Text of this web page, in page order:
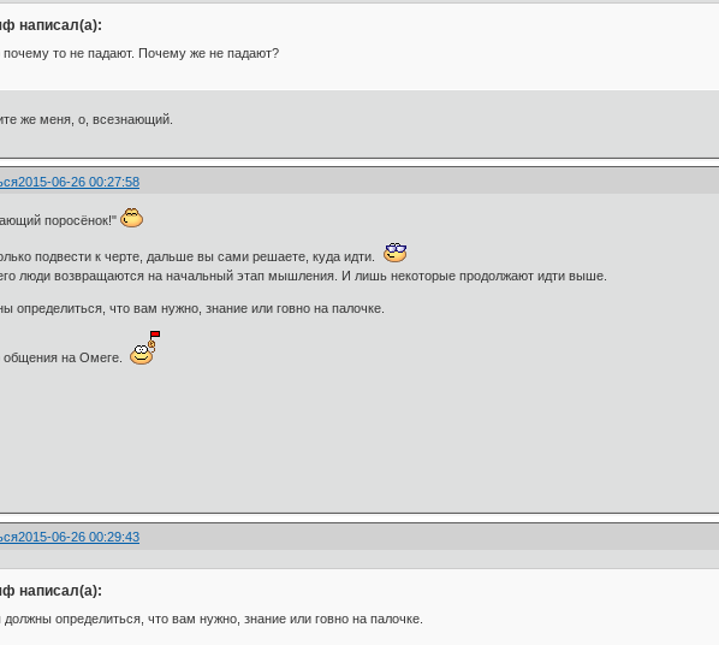
написал(а):
почему то не падают. Почему же не падают?
же меня, о, всезнающий.
2015-06-26 00:27:58
поросёнок!"
подвести к черте, дальше вы сами решаете, куда идти.
люди возвращаются на начальный этап мышления. И лишь некоторые продолжают идти выше.
определиться, что вам нужно, знание или говно на палочке.
общения на Омеге.
2015-06-26 00:29:43
написал(а):
должны определиться, что вам нужно, знание или говно на палочке.